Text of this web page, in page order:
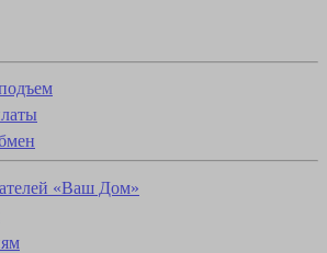
«Ваш Дом»